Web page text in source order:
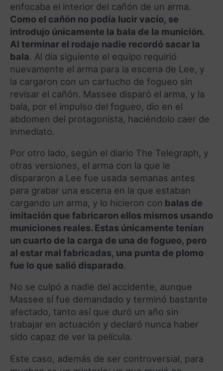
enfocaba el interior del cañón de un arma.
Como el cañón no podía lucir vacío, se
introdujo únicamente la bala de la munición.
Al terminar el rodaje nadie recordó sacar la
bala. Al día siguiente el equipo requirió
nuevamente el arma para la escena de Lee, y
la cargaron con un cartucho de fogueo sin
revisar el cañón. Massee disparó el arma, y la
bala, por el impulso del fogueo, dio en el
abdomen del protagonista, haciéndolo caer de
inmediato.
Por otro lado, según el diario The Telegraph, y
otras versiones, el arma con la que le
dispararon a Lee fue usada semanas antes
para grabar una escena en la que estaban
cargando un arma, y lo hicieron con balas de
imitación que fabricaron ellos mismos usando
municiones reales. Estas únicamente tenían
un cuarto de la carga de una de fogueo, pero
al estar mal fabricadas, una punta de plomo
fue lo que salió disparado.
No se culpó a nadie del accidente, aunque
Massee sí fue demandado y terminó bastante
afectado, tanto así que duró un año sin
trabajar en actuación y declaró nunca haber
sido capaz de ver la película.
Este caso, además de ser controversial, para